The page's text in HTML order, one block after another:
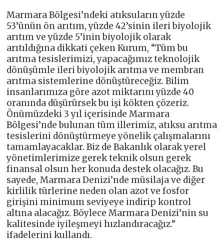
Marmara Bölgesi’ndeki atıksuların yüzde
53’ünün ön arıtım, yüzde 42’sinin ileri biyolojik
arıtım ve yüzde 5’inin biyolojik olarak
arıtıldığına dikkati çeken Kurum, “Tüm bu
arıtma tesislerimizi, yapacağımız teknolojik
dönüşümle ileri biyolojik arıtma ve membran
arıtma sistemlerine dönüştüreceğiz. Bilim
insanlarımıza göre azot miktarını yüzde 40
oranında düşürürsek bu işi kökten çözeriz.
Önümüzdeki 3 yıl içerisinde Marmara
Bölgesi’nde bulunan tüm illerimiz, atıksu arıtma
tesislerini dönüştürmeye yönelik çalışmalarını
tamamlayacaklar. Biz de Bakanlık olarak yerel
yönetimlerimize gerek teknik olsun gerek
finansal olsun her konuda destek olacağız. Bu
sayede, Marmara Denizi’nde müsilaja ve diğer
kirlilik türlerine neden olan azot ve fosfor
girişini minimum seviyeye indirip kontrol
altına alacağız. Böylece Marmara Denizi’nin su
kalitesinde iyileşmeyi hızlandıracağız.”
ifadelerini kullandı.